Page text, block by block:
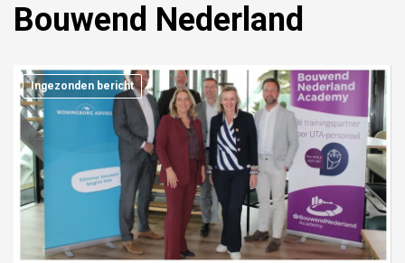
Bouwend Nederland
Ingezonden bericht